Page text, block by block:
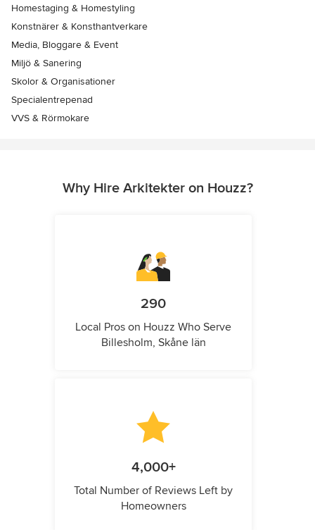
Homestaging & Homestyling
Konstnärer & Konsthantverkare
Media, Bloggare & Event
Miljö & Sanering
Skolor & Organisationer
Specialentrepenad
VVS & Rörmokare
Why Hire Arkitekter on Houzz?
290
Local Pros on Houzz Who Serve
Billesholm, Skåne län
4,000+
Total Number of Reviews Left by
Homeowners